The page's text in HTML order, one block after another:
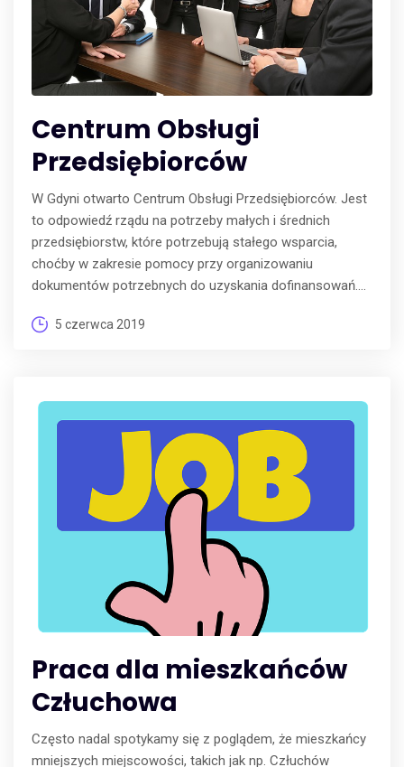
Centrum Obsługi
Przedsiębiorców
W Gdyni otwarto Centrum Obsługi Przedsiębiorców. Jest
to odpowiedź rządu na potrzeby małych i średnich
przedsiębiorstw, które potrzebują stałego wsparcia,
choćby w zakresie pomocy przy organizowaniu
dokumentów potrzebnych do uzyskania dofinansowań....
5 czerwca 2019
Praca dla mieszkańców
Człuchowa
Często nadal spotykamy się z poglądem, że mieszkańcy
mniejszych miejscowości, takich jak np. Człuchów